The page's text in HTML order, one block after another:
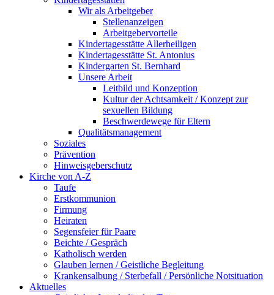
Wir als Arbeitgeber
Stellenanzeigen
Arbeitgebervorteile
Kindertagesstätte Allerheiligen
Kindertagesstätte St. Antonius
Kindergarten St. Bernhard
Unsere Arbeit
Leitbild und Konzeption
Kultur der Achtsamkeit / Konzept zur
sexuellen Bildung
Beschwerdewege für Eltern
Qualitätsmanagement
Soziales
Prävention
Hinweisgeberschutz
Kirche von A-Z
Taufe
Erst­kommunion
Firmung
Heiraten
Segensfeier für Paare
Beichte /​ Gespräch
Katholisch werden
Glauben lernen / Geistliche Begleitung
Krankensalbung / Sterbefall / Persönliche Notsituation
Aktuelles